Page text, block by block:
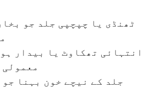
ٹھنڈی یا چپچپی جلد جو
انتہائی تھکاوٹ یا بیدار
جلد کے نیچے خون بہنا